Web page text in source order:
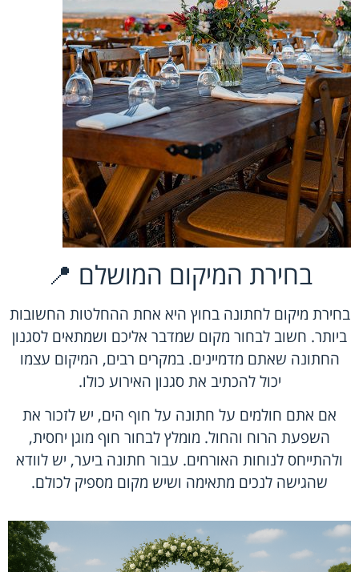
בחירת המיקום המושלם 📍
בחירת מיקום לחתונה בחוץ היא אחת ההחלטות החשובות
ביותר. חשוב לבחור מקום שמדבר אליכם ושמתאים לסגנון
החתונה שאתם מדמיינים. במקרים רבים, המיקום עצמו
יכול להכתיב את סגנון האירוע כולו.
אם אתם חולמים על חתונה על חוף הים, יש לזכור את
השפעת הרוח והחול. מומלץ לבחור חוף מוגן יחסית,
ולהתייחס לנוחות האורחים. עבור חתונה ביער, יש לוודא
שהגישה לנכים מתאימה ושיש מקום מספיק לכולם.